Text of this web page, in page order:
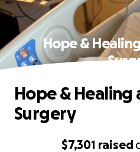
Hope &
$7,301 raised
Hope & Healing
Surgery